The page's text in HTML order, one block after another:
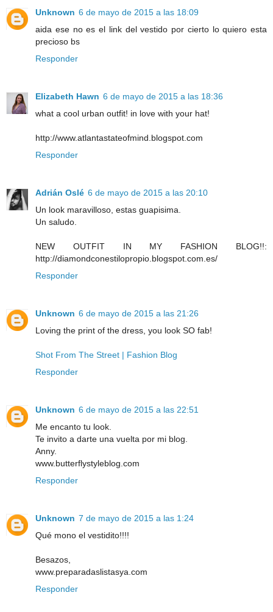
Unknown 6 de mayo de 2015 a las 18:09
aida ese no es el link del vestido por cierto lo quiero esta
precioso bs
Responder
Elizabeth Hawn 6 de mayo de 2015 a las 18:36
what a cool urban outfit! in love with your hat!
http://www.atlantastateofmind.blogspot.com
Responder
Adrián Oslé 6 de mayo de 2015 a las 20:10
Un look maravilloso, estas guapisima.
Un saludo.
NEW OUTFIT IN MY FASHION BLOG!!:
http://diamondconestilopropio.blogspot.com.es/
Responder
Unknown 6 de mayo de 2015 a las 21:26
Loving the print of the dress, you look SO fab!
Shot From The Street | Fashion Blog
Responder
Unknown 6 de mayo de 2015 a las 22:51
Me encanto tu look.
Te invito a darte una vuelta por mi blog.
Anny.
www.butterflystyleblog.com
Responder
Unknown 7 de mayo de 2015 a las 1:24
Qué mono el vestidito!!!!
Besazos,
www.preparadaslistasya.com
Responder